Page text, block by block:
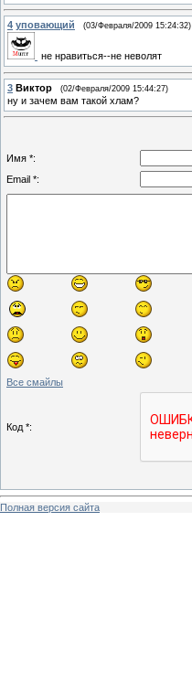
4 уповающий (03/Февраля/2009 15:24:32)
не нравиться--не неволят
3 Виктор (02/Февраля/2009 15:44:27)
ну и зачем вам такой хлам?
Имя *:
Email *:
Все смайлы
Код *:
Полная версия сайта